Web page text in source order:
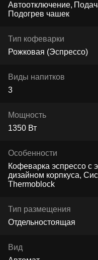
Автоотключение
Подогрев чашек
Тип кофеварки
Рожковая (Эспрессо)
Виды напитков
3
Мощность
1350 Вт
Особенности
Кофеварка эспрессо с
дизайном корпкуса,
Thermoblock
Тип размещения
Отдельностоящая
Вид